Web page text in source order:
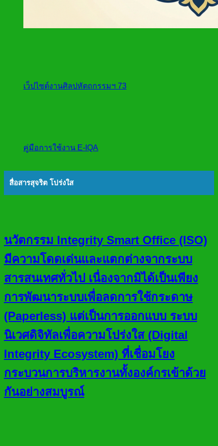
เว็ปไซต์งานศิลปหัตถกรรมฯ 73
คู่มือการใช้งาน E-IQA
สื่อสารสุจริต โปร่งใส
นวัตกรรม Integrity Smart Office (ISO)
มีความโดดเด่นและแตกต่างจากระบบ
สารสนเทศทั่วไป เนื่องจากมิได้เป็นเพียง
การพัฒนาระบบเพื่อลดการใช้กระดาษ
(Paperless) แต่เป็นการออกแบบ ระบบ
นิเวศดิจิทัลเพื่อความโปร่งใส (Digital
Integrity Ecosystem) ที่เชื่อมโยง
กระบวนการบริหารงานทั้งองค์กรเข้าด้วย
กันอย่างสมบูรณ์